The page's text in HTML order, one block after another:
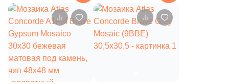
Jano Tiles (37
Janye Slab (21)
KRONOS (13)
Keope ( 71)
Keraben (112
квадратный
квадратный